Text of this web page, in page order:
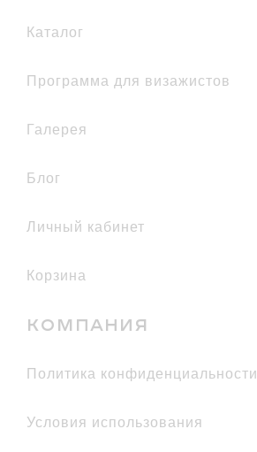
каталог
Программа для визажистов
галерея
Блог
Личный кабинет
Корзина
КОМПАНИЯ
политика конфиденциальности
условия использования